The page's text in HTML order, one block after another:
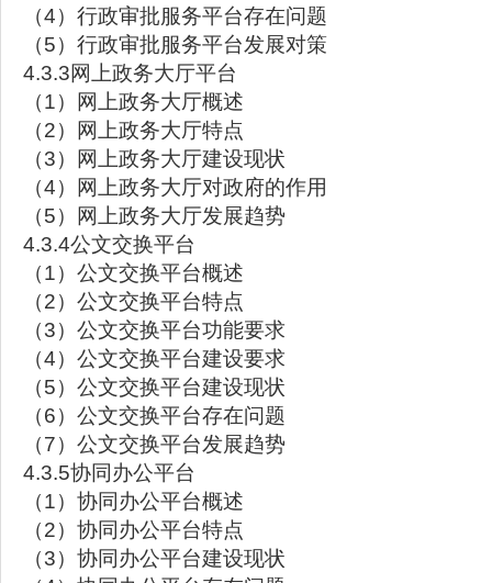
（4）行政审批服务平台存在问题
（5）行政审批服务平台发展对策
4.3.3网上政务大厅平台
（1）网上政务大厅概述
（2）网上政务大厅特点
（3）网上政务大厅建设现状
（4）网上政务大厅对政府的作用
（5）网上政务大厅发展趋势
4.3.4公文交换平台
（1）公文交换平台概述
（2）公文交换平台特点
（3）公文交换平台功能要求
（4）公文交换平台建设要求
（5）公文交换平台建设现状
（6）公文交换平台存在问题
（7）公文交换平台发展趋势
4.3.5协同办公平台
（1）协同办公平台概述
（2）协同办公平台特点
（3）协同办公平台建设现状